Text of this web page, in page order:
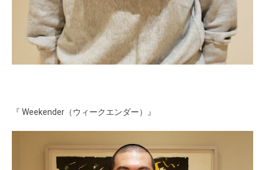
『 Weekender（ウィークエンダー）』